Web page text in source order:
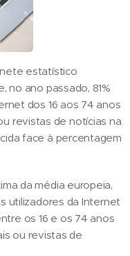
estatístico
no ano passado, 81%
dos 16 aos 74 anos
revistas de notícias na
face à percentagem
da média europeia,
utilizadores da Internet
os 16 e os 74 anos
ou revistas de